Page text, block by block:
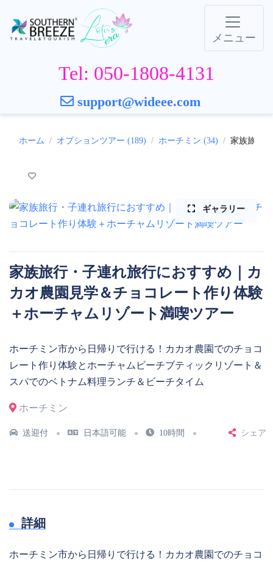
メニュー
Tel: 050-1808-4131
support@wideee.com
ホーム オプションツアー (189) ホーチミン (34) 家族旅行
ギャラリー
家族旅行・子連れ旅行におすすめ｜カ
カオ農園見学＆チョコレート作り体験
＋ホーチャムリゾート満喫ツアー
ホーチミン市から日帰りで行ける！カカオ農園でのチョコ
レート作り体験とホーチャムビーチブティックリゾート＆
スパでのベトナム料理ランチ＆ビーチタイム
ホーチミン
送迎付 日本語可能 10時間 シェア
詳細
ホーチミン市から日帰りで行ける！カカオ農園でのチョコ